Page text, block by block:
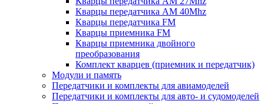
Кварцы передатчика AM 40Mhz
Кварцы передатчика FM
Кварцы приемника FM
Кварцы приемника двойного
преобразования
Комплект кварцев (приемник и передатчик)
Модули и память
Передатчики и комплекты для авиамоделей
Передатчики и комплекты для авто- и судомоделей